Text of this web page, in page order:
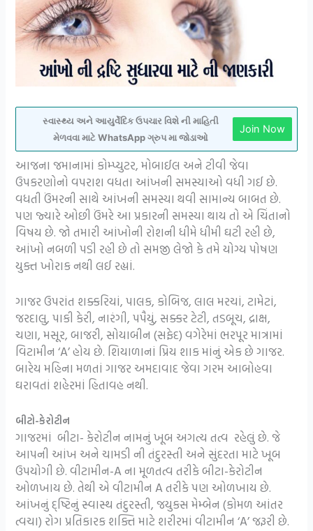
સ્વાસ્થ્ય અને આયુર્વેદિક ઉપચાર વિશે ની માહિતી
મેળવવા માટે WhatsApp ગ્રુપ મા જોડાઓ
Join Now
આજના જમાનામાં કોમ્પ્યુટર, મોબાઈલ અને ટીવી જેવા
ઉપકરણોનો વપરાશ વધતા આંખની સમસ્યાઓ વધી ગઈ છે.
વધતી ઉંમરની સાથે આંખની સમસ્યા થવી સામાન્ય બાબત છે.
પણ જ્યારે ઓછી ઉંમરે આ પ્રકારની સમસ્યા થાય તો એ ચિંતાનો
વિષય છે. જો તમારી આંખોની રોશની ધીમે ધીમી ઘટી રહી છે,
આંખો નબળી પડી રહી છે તો સમજી લેજો કે તમે યોગ્ય પોષણ
યુક્ત ખોરાક નથી લઈ રહ્યાં.
ગાજર ઉપરાંત શક્કરિયાં, પાલક, કોબિજ, લાલ મરચાં, ટામેટાં,
જરદાલુ, પાકી કેરી, નારંગી, પપૈયું, સક્કર ટેટી, તડબૂચ, દ્રાક્ષ,
ચણા, મસૂર, બાજરી, સોયાબીન (સફેદ) વગેરેમાં ભરપૂર માત્રામાં
વિટામીન ‘A’ હોય છે. શિયાળાનાં પ્રિય શાક માંનું એક છે ગાજર.
બારેય મહિના મળતાં ગાજર અમદાવાદ જેવા ગરમ આબોહવા
ઘરાવતાં શહેરમાં હિતાવહ નથી.
બીટો-કેરોટીન
ગાજરમાં બીટા- કેરોટીન નામનું ખૂબ અગત્ય તત્વ રહેલું છે. જે
આપની આંખ અને ચામડી ની તંદુરસ્તી અને સુંદરતા માટે ખૂબ
ઉપયોગી છે. વીટામીન-A ના મૂળતત્વ તરીકે બીટા-કેરોટીન
ઓળખાય છે. તેથી એ વીટામીન A તરીકે પણ ઓળખાય છે.
આંખનું દ્ષ્ટિનું સ્વાસ્થ તંદુરસ્તી, જયુકસ મેમ્બેન (કોમળ આંતર
ત્વચા) રોગ પ્રતિકારક શક્તિ માટે શરીરમાં વીટામીન ‘A’ જરૂરી છે.